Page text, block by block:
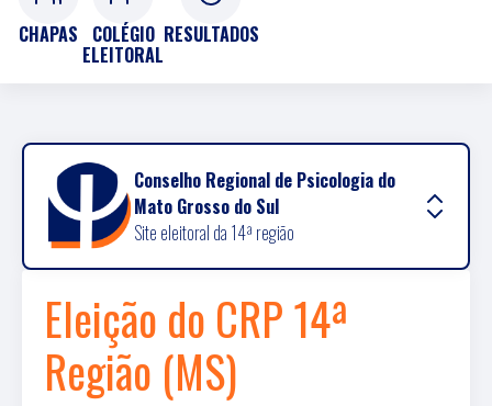
CHAPAS COLÉGIO
ELEITORAL
RESULTADOS
Conselho Regional de Psicologia do
Mato Grosso do Sul
Site eleitoral da 14ª região
Eleição do CRP 14ª
Região (MS)